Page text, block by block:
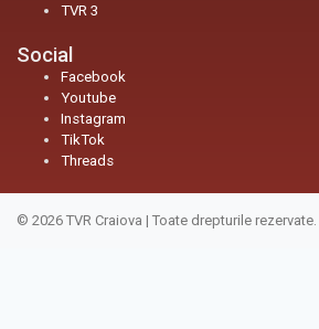
TVR 3
Social
Facebook
Youtube
Instagram
TikTok
Threads
© 2026 TVR Craiova | Toate drepturile rezervate.